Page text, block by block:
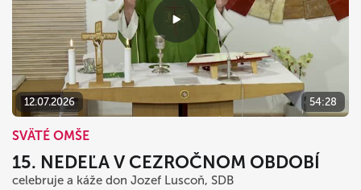
12.07.2026 54:28
SVÄTÉ OMŠE
15. NEDEĽA V CEZROČNOM OBDOBÍ
celebruje a káže don Jozef Luscoň, SDB